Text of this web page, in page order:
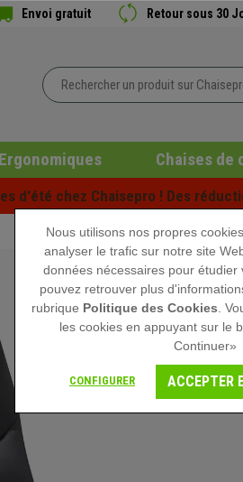
Envoi gratuit Retour sous 30
Chaises de
d'été chez Chaisepro ! Des
Nous utilisons nos propres
analyser le trafic sur notre site
données nécessaires pour étudier
pouvez retrouver plus
rubrique Politique des Cookies .
les cookies en appuyant sur le
Continuer»
CONFIGURER ACCEPTER